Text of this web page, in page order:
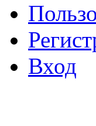
Вход